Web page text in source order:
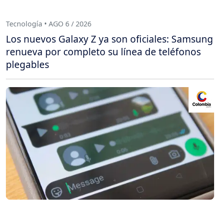
Tecnología • AGO 6 / 2026
Los nuevos Galaxy Z ya son oficiales: Samsung
renueva por completo su línea de teléfonos
plegables